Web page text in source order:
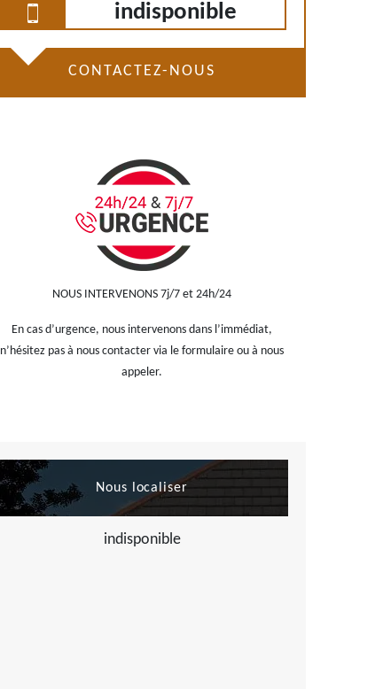
indisponible
CONTACTEZ-NOUS
NOUS INTERVENONS 7j/7 et 24h/24
En cas d’urgence, nous intervenons dans l’immédiat,
n’hésitez pas à nous contacter via le formulaire ou à nous
appeler.
Nous localiser
indisponible